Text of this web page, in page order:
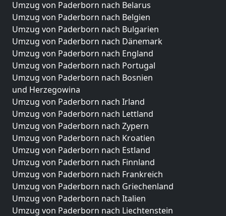
Umzug von Paderborn nach Belarus
Umzug von Paderborn nach Belgien
Umzug von Paderborn nach Bulgarien
Umzug von Paderborn nach Dänemark
Umzug von Paderborn nach England
Umzug von Paderborn nach Portugal
Umzug von Paderborn nach Bosnien
und Herzegowina
Umzug von Paderborn nach Irland
Umzug von Paderborn nach Lettland
Umzug von Paderborn nach Zypern
Umzug von Paderborn nach Kroatien
Umzug von Paderborn nach Estland
Umzug von Paderborn nach Finnland
Umzug von Paderborn nach Frankreich
Umzug von Paderborn nach Griechenland
Umzug von Paderborn nach Italien
Umzug von Paderborn nach Liechtenstein